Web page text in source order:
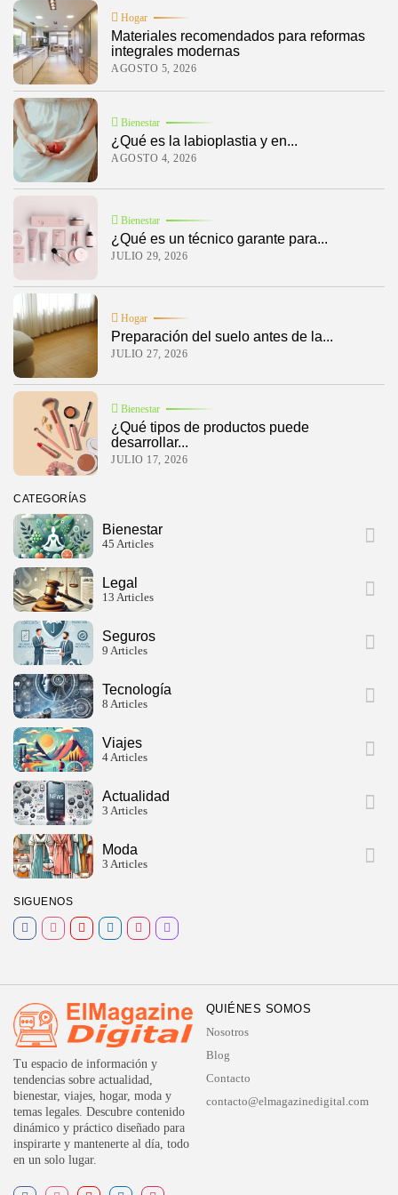
popular en hogares, gimnasios, colegios y espacios comerciales. Su
durabilidad, resistencia al deslizamiento y fácil mantenimiento los...
BY MANUEL RAMOS DICIEMBRE 10, 2025
Hogar
Materiales recomendados para reformas
integrales modernas
AGOSTO 5, 2026
Bienestar
¿Qué es la labioplastia y en...
AGOSTO 4, 2026
Bienestar
¿Qué es un técnico garante para...
JULIO 29, 2026
Hogar
Preparación del suelo antes de la...
JULIO 27, 2026
Bienestar
¿Qué tipos de productos puede
desarrollar...
JULIO 17, 2026
CATEGORÍAS
Bienestar
45 Articles
Legal
13 Articles
Seguros
9 Articles
Tecnología
8 Articles
Viajes
4 Articles
Actualidad
3 Articles
Moda
3 Articles
SIGUENOS
Tu espacio de información y
tendencias sobre actualidad,
bienestar, viajes, hogar, moda y
temas legales. Descubre contenido
dinámico y práctico diseñado para
inspirarte y mantenerte al día, todo
en un solo lugar.
QUIÉNES SOMOS
Nosotros
Blog
Contacto
contacto@elmagazinedigital.com